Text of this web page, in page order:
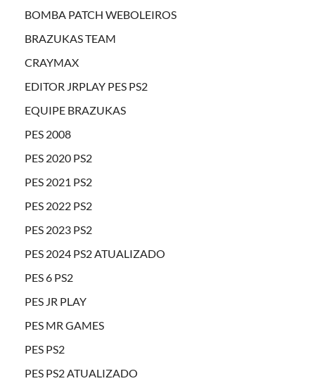
BOMBA PATCH WEBOLEIROS
BRAZUKAS TEAM
CRAYMAX
EDITOR JRPLAY PES PS2
EQUIPE BRAZUKAS
PES 2008
PES 2020 PS2
PES 2021 PS2
PES 2022 PS2
PES 2023 PS2
PES 2024 PS2 ATUALIZADO
PES 6 PS2
PES JR PLAY
PES MR GAMES
PES PS2
PES PS2 ATUALIZADO